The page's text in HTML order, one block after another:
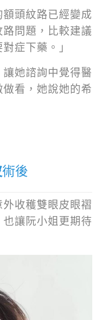
頭紋路已經變成
問題，比較建議
症下藥。」
她諮詢中覺得醫
看，她說她的希
術後
收穫雙眼皮眼褶
讓阮小姐更期待